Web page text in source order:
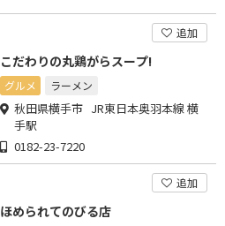
追加
こだわりの丸鶏がらスープ!
グルメ ラーメン
秋田県横手市 JR東日本奥羽本線 横
手駅
0182-23-7220
追加
ほめられてのびる店